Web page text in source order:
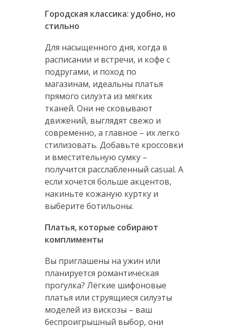
Городская классика: удобно, но
стильно
Для насыщенного дня, когда в
расписании и встречи, и кофе с
подругами, и поход по
магазинам, идеальны платья
прямого силуэта из мягких
тканей. Они не сковывают
движений, выглядят свежо и
современно, а главное – их легко
стилизовать. Добавьте кроссовки
и вместительную сумку –
получится расслабленный casual. А
если хочется больше акцентов,
накиньте кожаную куртку и
выберите ботильоны.
Платья, которые собирают
комплименты
Вы приглашены на ужин или
планируется романтическая
прогулка? Лёгкие шифоновые
платья или струящиеся силуэты
моделей из вискозы – ваш
беспроигрышный выбор, они